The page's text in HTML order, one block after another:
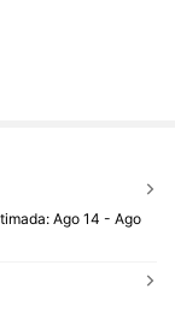
Ago 14 - Ago